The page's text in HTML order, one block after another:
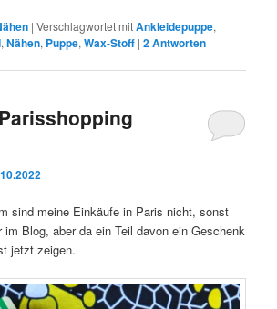
|Verschlagwortet mitAnkleidepuppe,
,Nähen, Puppe,Wax-Stoff |2Antworten
sind meine Einkäufe in Paris nicht, sonst
im Blog, aber da ein Teil davon ein Geschenk
jetzt zeigen.